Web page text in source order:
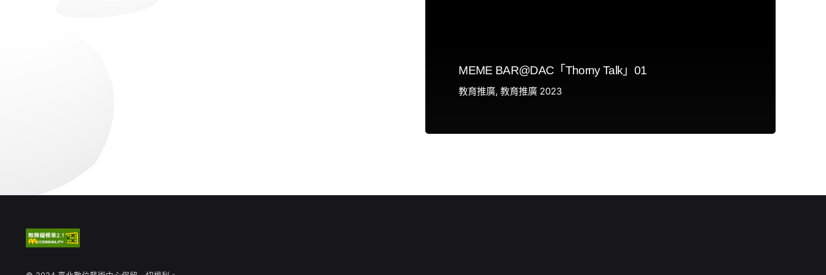
MEME BAR@DAC「Thorny Talk」01
教育推廣 教育推廣 2023